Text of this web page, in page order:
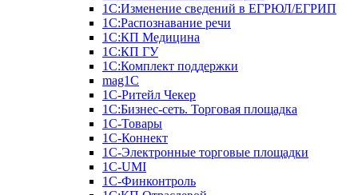
1С:Изменение сведений в ЕГРЮЛ/ЕГРИП
1С:Распознавание речи
1С:КП Медицина
1С:КП ГУ
1С:Комплект поддержки
mag1C
1С-Ритейл Чекер
1С:Бизнес-сеть. Торговая площадка
1С-Товары
1С-Коннект
1С-Электронные торговые площадки
1C-UMI
1С-Финконтроль